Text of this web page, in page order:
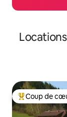
Coups de
Coup de